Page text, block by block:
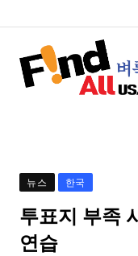
뉴스 한국
투표지 부족
연습